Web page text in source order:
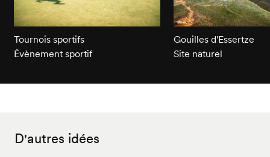
Tournois sportifs
Évènement sportif
Gouilles d'Essertze
Site naturel
D'autres idées